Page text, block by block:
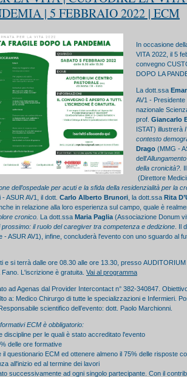
| 5 FEBBRAIO 2022 | ECM
In occasione
VITA 2022, il 5
convegno
DOPO LA
La dott.ssa
AV1 -
nazionale
prof. Giancarlo
ISTAT) illustrerà
contesto
Drago (MMG -
dell'
della cronicità?. Il
(Direttore
dell’ospedale per acuti e la sfida della residenzialità per la
ASUR AV1, il dott. Carlo Alberto Brunori , la dott.ssa Rita
in relazione alla loro esperienza sul campo, quale è
cronico. La dott.ssa Maria Paglia (Associazione Donum
prossimo: il ruolo del caregiver tra competenza e dedizione . Il
- ASUR AV1), infine, concluderà l'evento con uno sguardo al
e si terrà dalle ore 08.30 alle ore 13.30, presso
L'iscrizione è gratuita. Vai al programma
ad Agenas dal Provider Intercontact n° 382-340847.
a: Medico Chirurgo di tutte le specializzazioni e Infermieri.
scientifico dell’evento: dott. Paolo Marchionni.
ECM è obbligatorio:
discipline per le quali è stato accreditato l'evento
delle ore formative
il questionario ECM ed ottenere almeno il 75% delle risposte
all'inizio ed al termine dei lavori
successivamente ad ogni singolo partecipante. Con il